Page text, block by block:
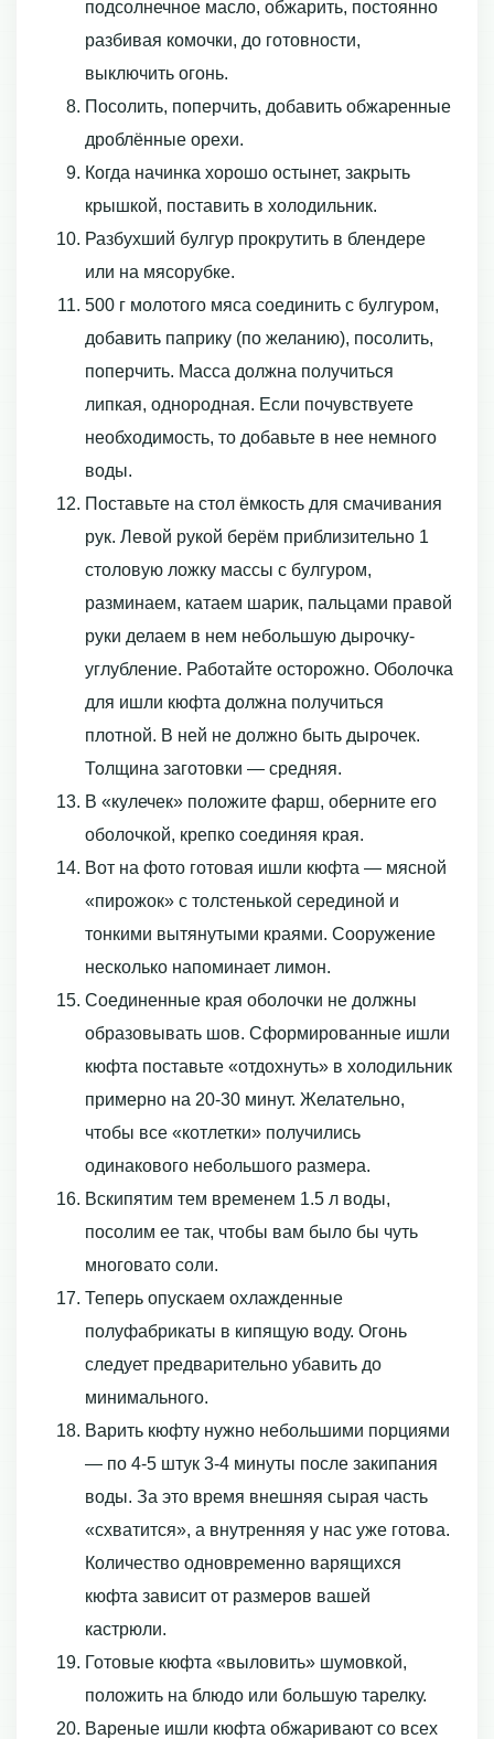
подсолнечное масло, обжарить, постоянно
разбивая комочки, до готовности,
выключить огонь.
Посолить, поперчить, добавить обжаренные
дроблённые орехи.
Когда начинка хорошо остынет, закрыть
крышкой, поставить в холодильник.
Разбухший булгур прокрутить в блендере
или на мясорубке.
500 г молотого мяса соединить с булгуром,
добавить паприку (по желанию), посолить,
поперчить. Масса должна получиться
липкая, однородная. Если почувствуете
необходимость, то добавьте в нее немного
воды.
Поставьте на стол ёмкость для смачивания
рук. Левой рукой берём приблизительно 1
столовую ложку массы с булгуром,
разминаем, катаем шарик, пальцами правой
руки делаем в нем небольшую дырочку-
углубление. Работайте осторожно. Оболочка
для ишли кюфта должна получиться
плотной. В ней не должно быть дырочек.
Толщина заготовки — средняя.
В «кулечек» положите фарш, оберните его
оболочкой, крепко соединяя края.
Вот на фото готовая ишли кюфта — мясной
«пирожок» с толстенькой серединой и
тонкими вытянутыми краями. Сооружение
несколько напоминает лимон.
Соединенные края оболочки не должны
образовывать шов. Сформированные ишли
кюфта поставьте «отдохнуть» в холодильник
примерно на 20-30 минут. Желательно,
чтобы все «котлетки» получились
одинакового небольшого размера.
Вскипятим тем временем 1.5 л воды,
посолим ее так, чтобы вам было бы чуть
многовато соли.
Теперь опускаем охлажденные
полуфабрикаты в кипящую воду. Огонь
следует предварительно убавить до
минимального.
Варить кюфту нужно небольшими порциями
— по 4-5 штук 3-4 минуты после закипания
воды. За это время внешняя сырая часть
«схватится», а внутренняя у нас уже готова.
Количество одновременно варящихся
кюфта зависит от размеров вашей
кастрюли.
Готовые кюфта «выловить» шумовкой,
положить на блюдо или большую тарелку.
Вареные ишли кюфта обжаривают со всех